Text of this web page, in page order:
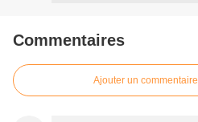
Commentaires
Ajouter un commentaire